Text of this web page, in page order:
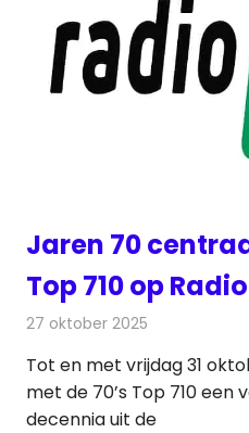
Jaren 70
Top 710 op Radio
27 oktober 2025
Tot en met vrijdag 31
met de 70’s Top 710
decennia uit de